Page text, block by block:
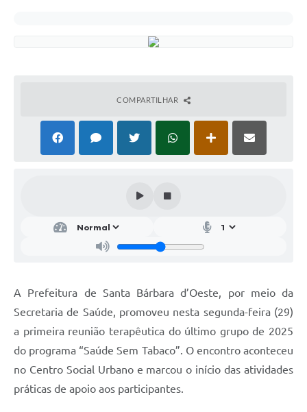
Certidão Negativa de Empresa
Lei Aldir Blanc
Principal
Galeria de Fotos
Notícias
Galeria de Vídeos
COMPARTILHAR
A Prefeitura de Santa Bárbara d’Oeste, por meio da
Secretaria de Saúde, promoveu nesta segunda-feira (29)
a primeira reunião terapêutica do último grupo de 2025
do programa “Saúde Sem Tabaco”. O encontro aconteceu
no Centro Social Urbano e marcou o início das atividades
práticas de apoio aos participantes.